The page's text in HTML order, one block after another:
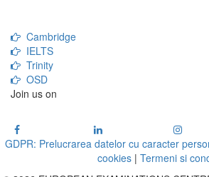
Cambridge
IELTS
Trinity
OSD
Join us on
GDPR: Prelucrarea datelor cu caracter
cookies | Termeni si